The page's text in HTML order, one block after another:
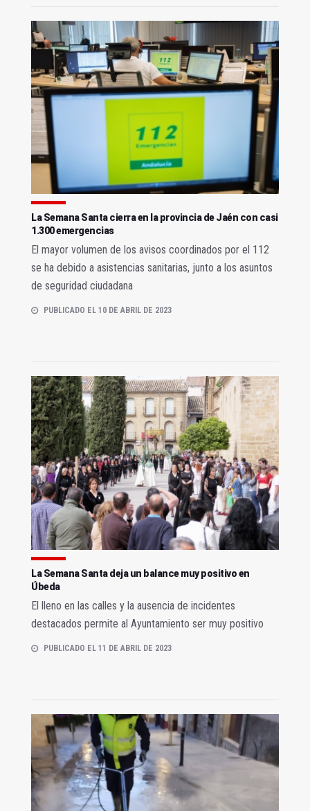
La Semana Santa cierra en la provincia de Jaén con casi
1.300 emergencias
El mayor volumen de los avisos coordinados por el 112
se ha debido a asistencias sanitarias, junto a los asuntos
de seguridad ciudadana
PUBLICADO EL 10 DE ABRIL DE 2023
La Semana Santa deja un balance muy positivo en
Úbeda
El lleno en las calles y la ausencia de incidentes
destacados permite al Ayuntamiento ser muy positivo
PUBLICADO EL 11 DE ABRIL DE 2023